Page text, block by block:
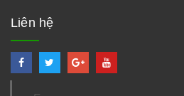
Liên hệ